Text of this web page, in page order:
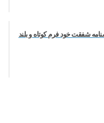
شفقت خود فرم کوتاه و بلند